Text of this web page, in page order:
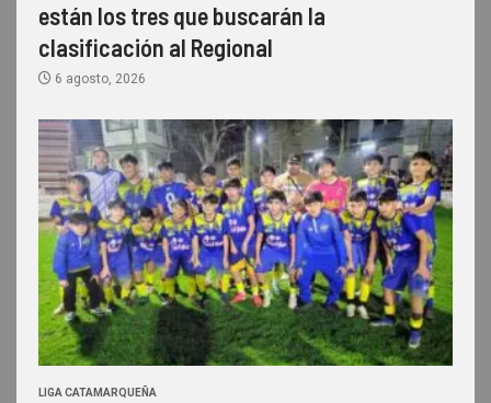
están los tres que buscarán la
clasificación al Regional
6 agosto, 2026
LIGA CATAMARQUEÑA